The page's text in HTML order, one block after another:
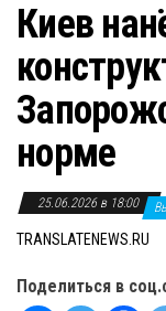
Киев
норме
25.06.2026 в 18:00
TRANSLATENEWS.RU
Поделиться в